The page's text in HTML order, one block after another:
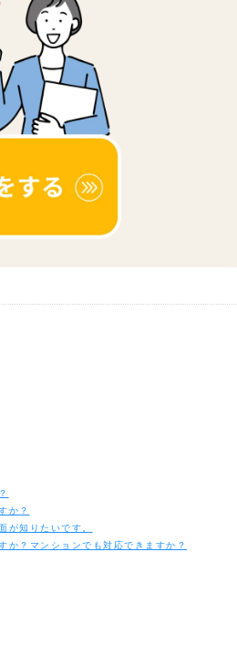
か？
が知りたいです。
か？マンションでも対応できますか？